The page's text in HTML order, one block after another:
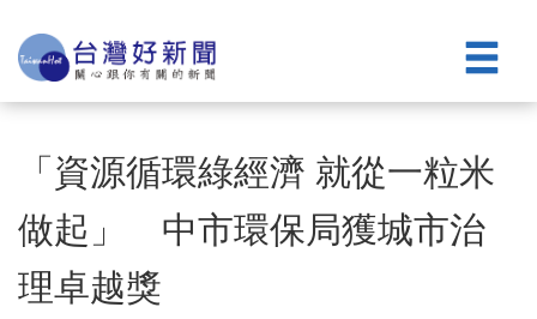
「資源循環綠經濟 就從一粒米
做起」 中市環保局獲城市治
理卓越獎